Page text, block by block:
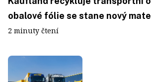
obalové fólie se stane nový
2 minuty čtení